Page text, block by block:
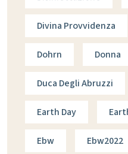
Divina Provvidenza
Dohrn Donna
Duca Degli Abruzzi
Earth Day
Ebw Ebw2022